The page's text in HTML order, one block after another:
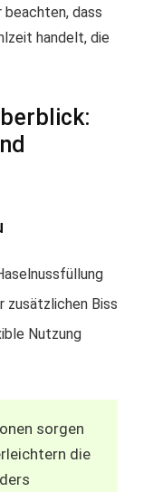
dass
handelt, die
zusätzlichen Biss
Nutzung
sorgen
die